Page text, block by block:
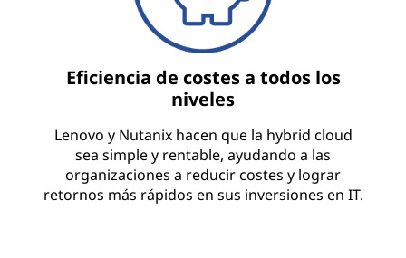
Eficiencia de costes a todos los
niveles
Lenovo y Nutanix hacen que la hybrid cloud
sea simple y rentable, ayudando a las
organizaciones a reducir costes y lograr
retornos más rápidos en sus inversiones en IT.